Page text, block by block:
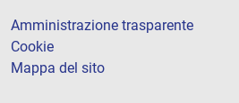
Amministrazione trasparente
Cookie
Mappa del sito